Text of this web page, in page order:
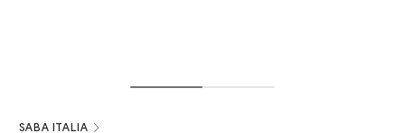
SABA ITALIA